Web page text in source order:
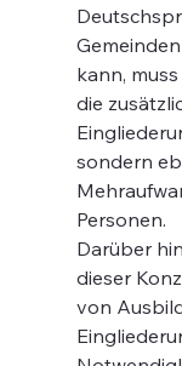
kann,
die
sondern
Personen.
Darüber
dieser
von